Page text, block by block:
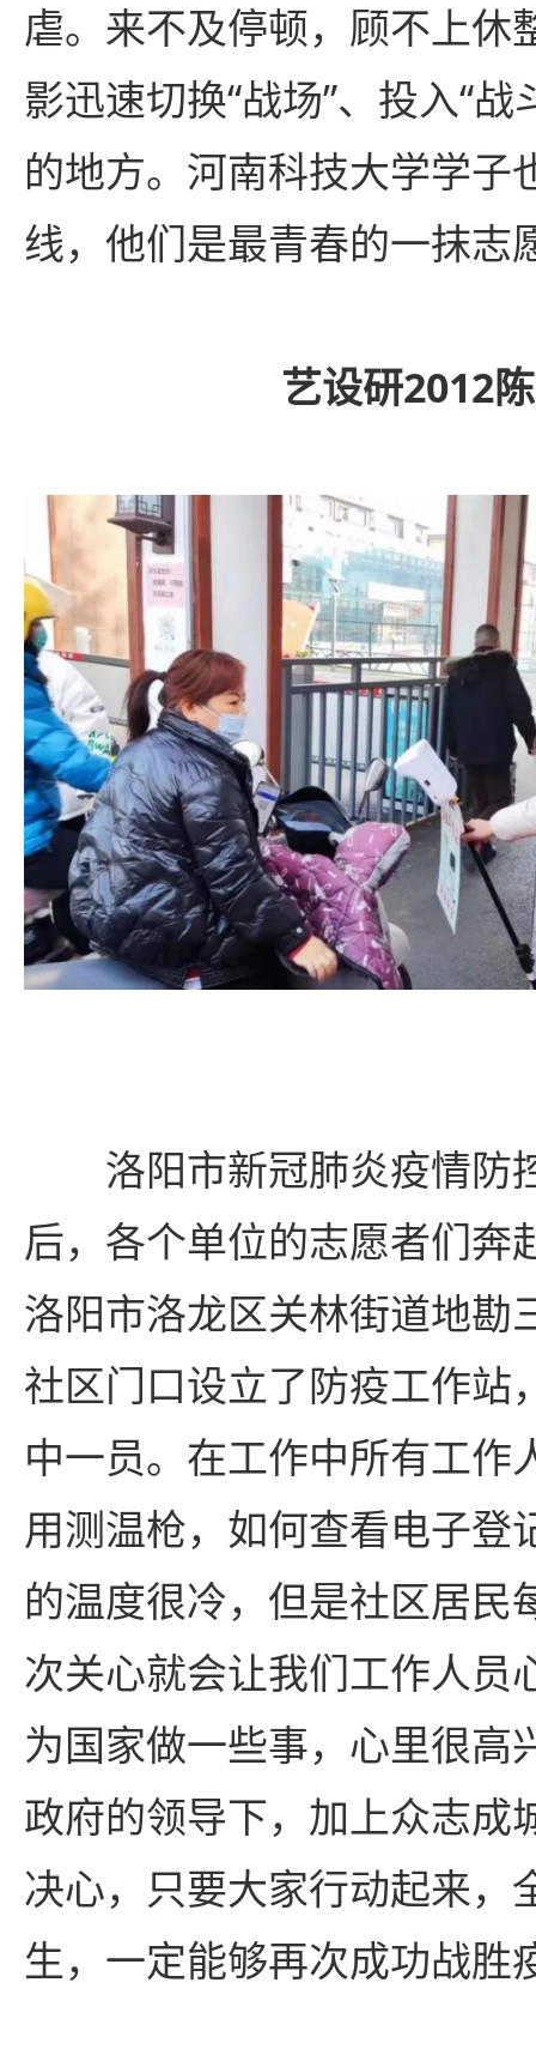
虐。来不及停顿，顾不上休
影迅速切换“战场”、投入“
的地方。河南科技大学学子
线， 他们是最青春的一抹志
艺设研2012
洛阳市新冠肺炎疫情防
后，各个单位的志愿者们奔
洛阳市洛龙区关林街道地勘
社区门口设立了防疫工作站
中一员。在工作中所有工作
用测温枪，如何查看电子登
的温度很冷，但是社区居民
次关心就会让我们工作人员
为国家做一些事，心里很高
政府的领导下，加上众志成
决心，只要大家行动起来，
生，一定能够再次成功战胜